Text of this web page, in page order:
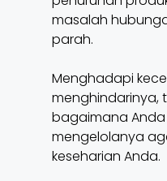
masalah
parah.
Menghadapi
menghindarinya,
bagaimana
mengelolanya
keseharian Anda.